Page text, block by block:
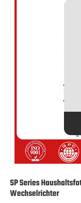
SP Series
Wechselrichter